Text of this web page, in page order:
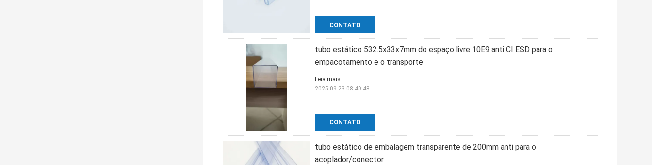
CONTATO
tubo estático 532.5x33x7mm do espaço livre 10E9 anti CI ESD para o
empacotamento e o transporte
CONTATO
Leia mais
2025-09-23 08:49:48
tubo estático de embalagem transparente de 200mm anti para o
acoplador/conector